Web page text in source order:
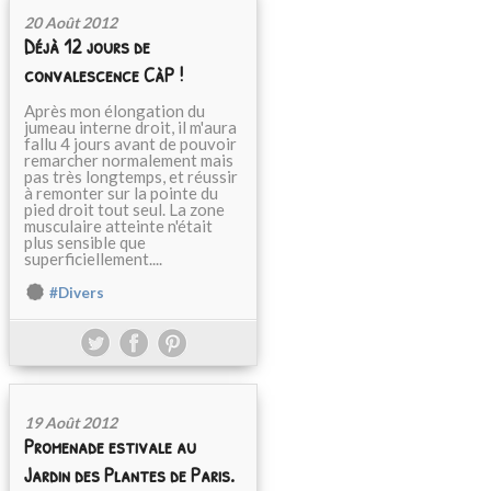
20 Août 2012
Déjà 12 jours de
convalescence CàP !
Après mon élongation du
jumeau interne droit, il m'aura
fallu 4 jours avant de pouvoir
remarcher normalement mais
pas très longtemps, et réussir
à remonter sur la pointe du
pied droit tout seul. La zone
musculaire atteinte n'était
plus sensible que
superficiellement....
#Divers
19 Août 2012
Promenade estivale au
Jardin des Plantes de Paris.